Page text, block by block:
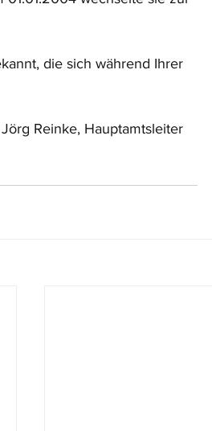
die sich während Ihrer
Reinke, Hauptamtsleiter